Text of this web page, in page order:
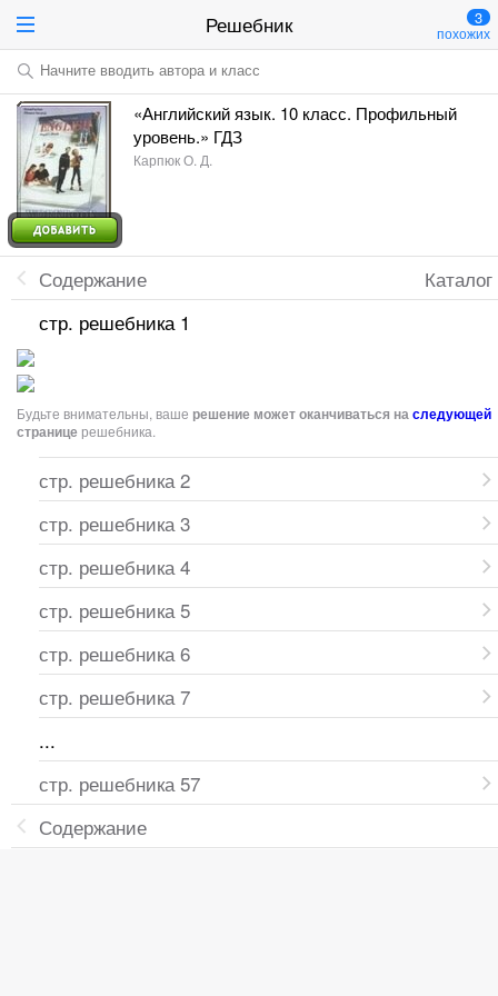
Решебник 3
похожих
Начните вводить автора и класс
«Английский язык. 10 класс. Профильный
уровень.» ГДЗ
Карпюк О. Д.
Каталог
Содержание
стр. решебника 1
Будьте внимательны, ваше решение может оканчиваться наследующей
странице решебника.
стр. решебника 2
стр. решебника 3
стр. решебника 4
стр. решебника 5
стр. решебника 6
стр. решебника 7
...
стр. решебника 57
Содержание